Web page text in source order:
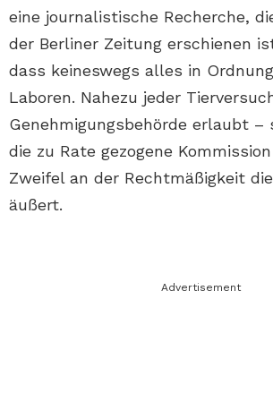
eine journalistische Recherche,
der Berliner Zeitung erschienen
dass keineswegs alles in
Laboren. Nahezu jeder
Genehmigungsbehörde erlaubt –
die zu Rate gezogene
Zweifel an der Rechtmäßigkeit
äußert.
Advertisement